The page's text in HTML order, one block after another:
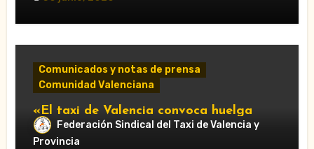
Comunicados y notas de prensa
Comunidad Valenciana
«El taxi de Valencia convoca huelga
“japonesa” los días 14 y 18 de marzo
durante las Fallas»
Federación Sindical del Taxi de Valencia y
Provincia